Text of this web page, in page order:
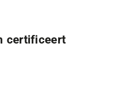
certificeert